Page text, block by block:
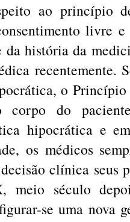
ao princípio
livre e
da história da
recentemente.
o
corpo do
hipocrática e
os médicos
clínica seus
meio século
se uma nova